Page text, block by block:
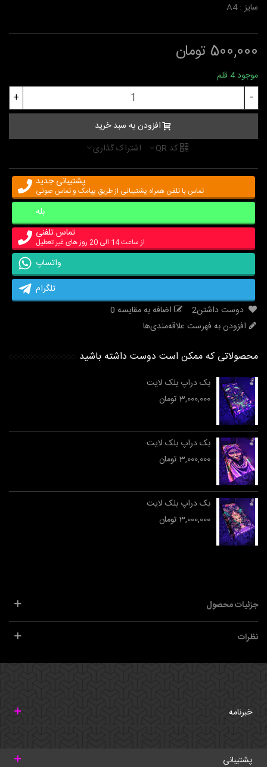
سایز : A4
500,000 تومان
موجود4 قلم
-
+
افزودن به سبد خرید
کد QR
اشتراک گذاری
پشتیبانی جدید
تماس با تلفن همراه پشتیبانی از طریق پیامک و تماس صوتی
بله
تماس تلفنی
از ساعت 14 الی 20 روز های غیر تعطیل
واتساپ
تلگرام
دوست داشتن2 اضافه به مقایسه 0
افزودن به فهرست علاقه‌مندی‌ها
محصولاتی که ممکن است دوست داشته باشید
بک دراپ بلک لایت
3,000,000 تومان
بک دراپ بلک لایت
3,000,000 تومان
بک دراپ بلک لایت
3,000,000 تومان
جزئیات محصول
نظرات
خبرنامه
پشتیبانی